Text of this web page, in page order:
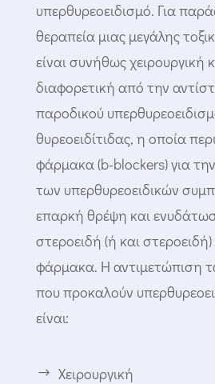
υπερθυρεοειδισμό. Για
θεραπεία μιας μεγάλης
είναι συνήθως χειρουργική
διαφορετική από την
παροδικού
θυρεοειδίτιδας, η οποία
φάρμακα (b-blockers) για
των υπερθυρεοειδικών
επαρκή θρέψη και
στεροειδή (ή και
φάρμακα. Η αντιμετώπιση
που προκαλούν
είναι:
Χειρουργική